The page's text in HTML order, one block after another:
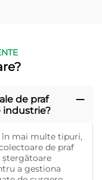
de praf
în mai multe tipuri,
de praf
ștergătoare
a gestiona